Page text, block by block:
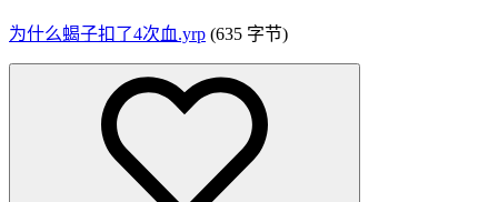
为什么蝎子扣了4次血.yrp (635 字节)